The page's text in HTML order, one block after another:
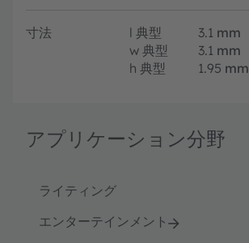
寸法 l 典型 3.1 mm
w 典型 3.1 mm
h 典型 1.95 mm
アプリケーション分野
ライティング
エンターテインメント